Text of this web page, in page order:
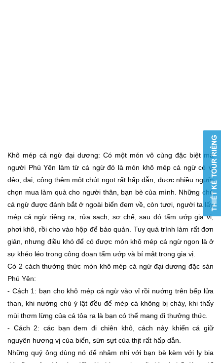
Khô mép cá ngừ đại dương: Có một món vô cùng đặc biệt mà
người Phú Yên làm từ cá ngừ đó là món khô mép cá ngừ có vị
dẻo, dai, cộng thêm một chút ngọt rất hấp dẫn, được nhiều người
chọn mua làm quà cho người thân, bạn bè của mình. Những chú
cá ngừ được đánh bắt ở ngoài biển đem về, còn tươi, người ta lấy
mép cá ngừ riêng ra, rửa sạch, sơ chế, sau đó tẩm ướp gia vị,
phơi khô, rồi cho vào hộp để bảo quản. Tuy quá trình làm rất đơn
giản, nhưng điều khó để có được món khô mép cá ngừ ngon là ở
sự khéo léo trong công đoạn tẩm ướp và bí mật trong gia vị.
Có 2 cách thưởng thức món khô mép cá ngừ đại dương đặc sản
Phú Yên:
- Cách 1: bạn cho khô mép cá ngừ vào vỉ rồi nướng trên bếp lửa
than, khi nướng chú ý lật đều để mép cá không bị cháy, khi thấy
mùi thơm lừng của cá tỏa ra là bạn có thể mang đi thưởng thức.
- Cách 2: các bạn đem đi chiên khô, cách này khiến cá giữ
nguyên hương vị của biển, sừn sựt của thịt rất hấp dẫn.
Những quý ông dùng nó để nhâm nhi với bạn bè kèm với ly bia